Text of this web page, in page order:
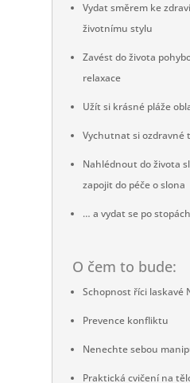
Vydat směrem ke
životnímu stylu
Zavést do života
relaxace
Užít si krásné pláže
Vychutnat si ozdravné
Nahlédnout do života
zapojit do péče o slona
… a vydat se po
O čem to bude:​
Schopnost říci laskavé
Prevence konfliktu
Nenechte sebou
Praktická cvičení na